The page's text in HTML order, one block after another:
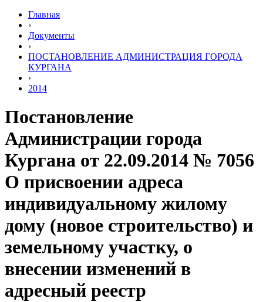
Главная
›
Документы
›
ПОСТАНОВЛЕНИЕ АДМИНИСТРАЦИЯ ГОРОДА
КУРГАНА
›
2014
Постановление
Администрации города
Кургана от 22.09.2014 № 7056
О присвоении адреса
индивидуальному жилому
дому (новое строительство) и
земельному участку, о
внесении изменений в
адресный реестр